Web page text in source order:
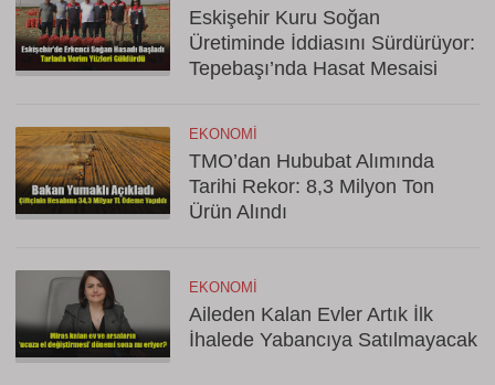
Eskişehir Kuru Soğan
Üretiminde İddiasını Sürdürüyor:
Tepebaşı’nda Hasat Mesaisi
EKONOMI
TMO’dan Hububat Alımında
Tarihi Rekor: 8,3 Milyon Ton
Ürün Alındı
EKONOMI
Aileden Kalan Evler Artık İlk
İhalede Yabancıya Satılmayacak